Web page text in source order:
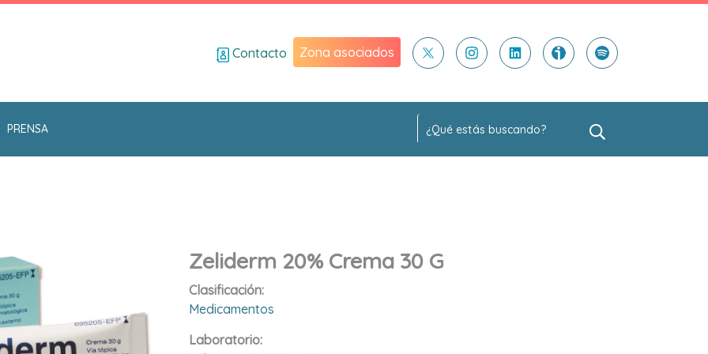
Contacto Zona asociados
PRENSA
Zeliderm 20% Crema 30 G
Clasificación:
Medicamentos
Laboratorio: